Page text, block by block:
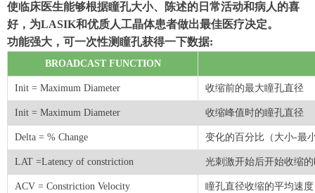
使临床医生能够根据瞳孔大小、陈述的日常活动和病人的喜
好，为LASIK和优质人工晶体患者做出最佳医疗决定。
功能强大，可一次性测瞳孔获得一下数据:
BROADCAST FUNCTION
Init = Maximum Diameter 收缩前的最大瞳孔直径
Init = Maximum Diameter 收缩峰值时的瞳孔直径
Delta = % Change 变化的百分比（大小-最
LAT =Latency of constriction 光刺激开始后开始收缩
ACV = Constriction Velocity 瞳孔直径收缩的平均速